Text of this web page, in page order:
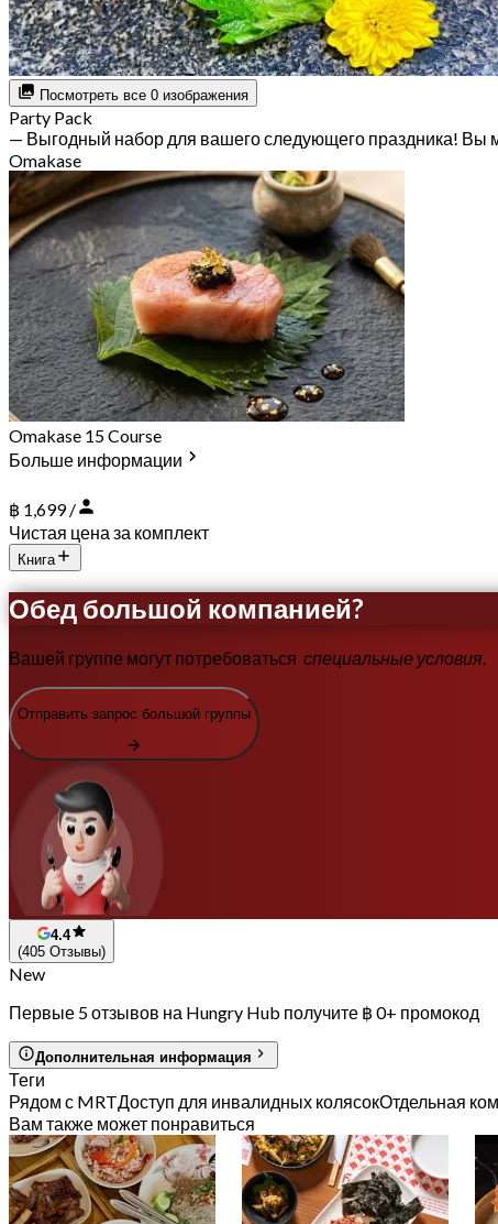
Посмотреть все 0 изображения
Party Pack
— Выгодный набор для вашего следующего праздника! Вы
Omakase
Omakase 15 Course
Больше информации
฿ 1,699 /
Чистая цена за комплект
Книга
Обед большой компанией?
Вашей группе могут потребоваться специальные условия.
Отправить запрос большой группы
4.4
(405 Отзывы)
New
Первые 5 отзывов на Hungry Hub получите ฿ 0+ промокод
Дополнительная информация
Теги
Рядом с MRTДоступ для инвалидных колясокОтдельная
Вам также может понравиться